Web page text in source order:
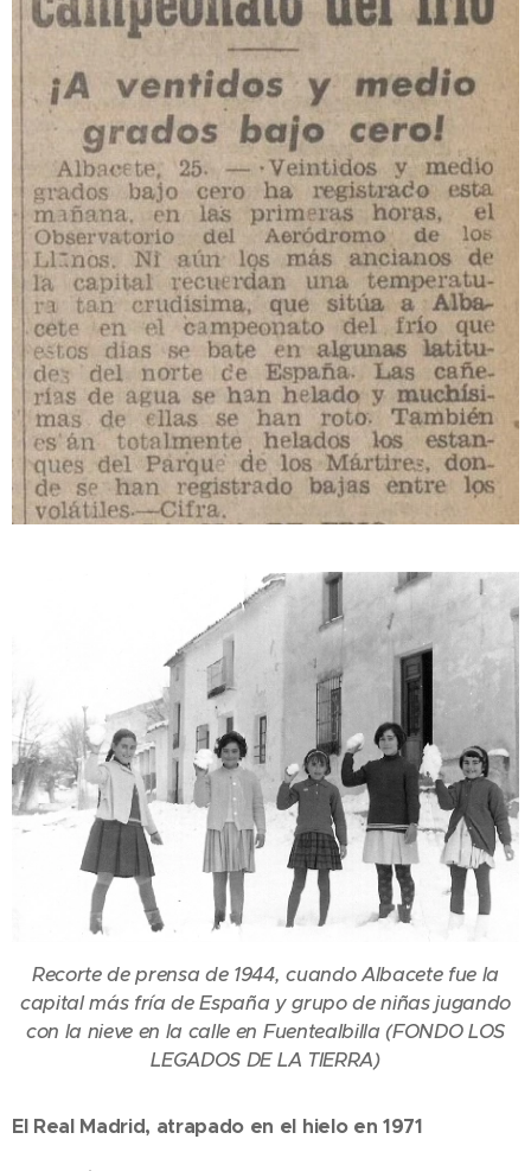
Recorte de prensa de 1944, cuando Albacete fue la
capital más fría de España y grupo de niñas jugando
con la nieve en la calle en Fuentealbilla (FONDO LOS
LEGADOS DE LA TIERRA)
El Real Madrid, atrapado en el hielo en 1971